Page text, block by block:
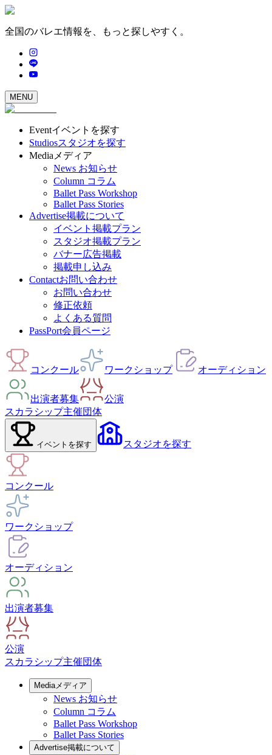
全国のバレエ情報を、もっと探しやすく。
MENU
Eventイベントを探す
Studiosスタジオを探す
Media メディア
News お知らせ
Column コラム
Ballet Pass Workshop
Ballet Pass Stories
Advertise掲載について
イベント掲載プラン
スタジオ掲載プラン
バナー広告掲載
掲載申し込み
Contactお問い合わせ
お問い合わせ
修正依頼
よくある質問
PassPort会員ページ
コンクール ワークショップ オーディション
出演者募集
公演
スカラシップ主催団体
イベント を探す スタジオを探す
コンクール
ワークショップ
オーディション
出演者募集
公演
スカラシップ主催団体
Mediaメディア
News お知らせ
Column コラム
Ballet Pass Workshop
Ballet Pass Stories
Advertise掲載について